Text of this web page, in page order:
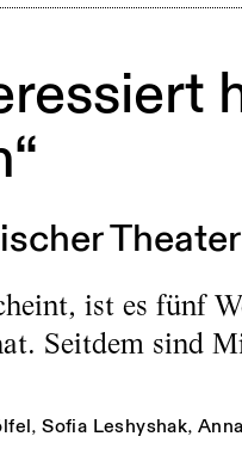
ist es fünf
Seitdem sind
,Sofia Leshyshak,